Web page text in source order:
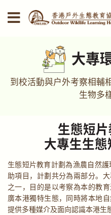
大專
到校活動與戶外考察相輔
生物多
生態短
大專生生
生態短片教育計劃為漁農自然
助項目，計劃共分為兩部分。
之一，目的是以考察為本的教
廣本港獨特生態，同時將本地
提供多種媒介及面向認識本港生